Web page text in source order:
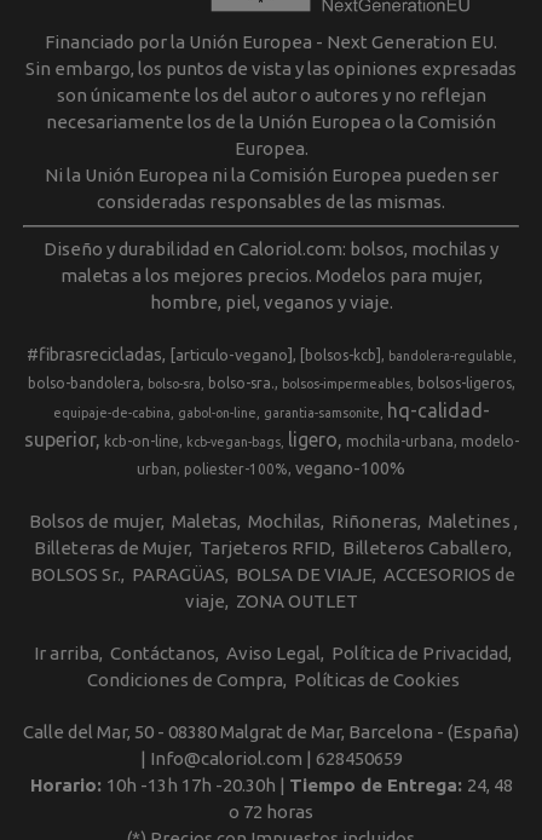
Financiado por la Unión Europea - Next Generation EU.
Sin embargo, los puntos de vista y las opiniones expresadas
son únicamente los del autor o autores y no reflejan
necesariamente los de la Unión Europea o la Comisión
Europea.
Ni la Unión Europea ni la Comisión Europea pueden ser
consideradas responsables de las mismas.
Diseño y durabilidad en Caloriol.com: bolsos, mochilas y
maletas a los mejores precios. Modelos para mujer,
hombre, piel, veganos y viaje.
#fibrasrecicladas [articulo-vegano] [bolsos-kcb] bandolera-regulable
bolso-bandolera bolso-sra bolso-sra. bolsos-impermeables bolsos-ligeros
equipaje-de-cabina gabol-on-line garantia-samsonite
hq-calidad-
superior
kcb-on-line kcb-vegan-bags ligero mochila-urbana
modelo-
urban
poliester-100% vegano-100%
Bolsos de mujer Maletas Mochilas Riñoneras Maletines
Billeteras de Mujer Tarjeteros RFID
Billeteros Caballero
BOLSOS Sr.
PARAGÜAS BOLSA DE VIAJE ACCESORIOS de
viaje
ZONA OUTLET
Ir arriba Contáctanos Aviso Legal
Política de Privacidad
Condiciones de Compra
Políticas de Cookies
Calle del Mar, 50 - 08380 Malgrat de Mar, Barcelona - (España)
| Info@caloriol.com | 628450659
Horario: 10h -13h 17h -20.30h | Tiempo de Entrega: 24, 48
o 72 horas